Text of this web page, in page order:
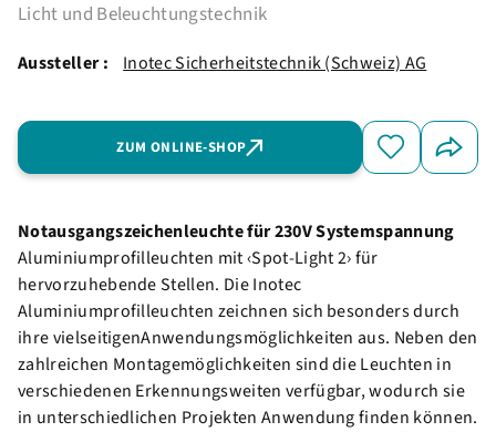
Licht und Beleuchtungstechnik
Aussteller : Inotec Sicherheitstechnik (Schweiz) AG
ZUM ONLINE-SHOP
Notausgangszeichenleuchte für 230V Systemspannung
Aluminiumprofilleuchten mit ‹Spot-Light 2› für
hervorzuhebende Stellen. Die Inotec
Aluminiumprofilleuchten zeichnen sich besonders durch
ihre vielseitigenAnwendungsmöglichkeiten aus. Neben den
zahlreichen Montagemöglichkeiten sind die Leuchten in
verschiedenen Erkennungsweiten verfügbar, wodurch sie
in unterschiedlichen Projekten Anwendung finden können.